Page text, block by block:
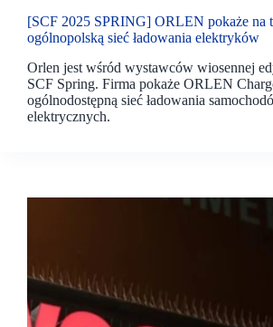
[SCF 2025 SPRING] ORLEN pokaże na
ogólnopolską sieć ładowania elektryków
Orlen jest wśród wystawców wiosennej
SCF Spring. Firma pokaże ORLEN
ogólnodostępną sieć ładowania
elektrycznych.